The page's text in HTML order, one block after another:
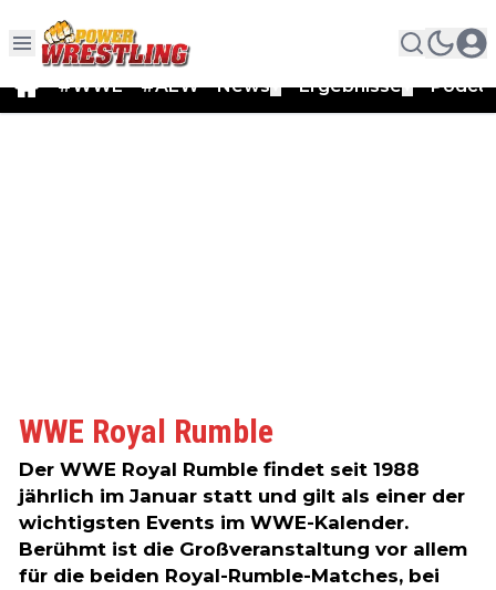
#WWE #AEW News Ergebnisse
WWE Royal Rumble
Der WWE Royal Rumble findet seit 1988
jährlich im Januar statt und gilt als einer der
wichtigsten Events im WWE-Kalender.
Berühmt ist die Großveranstaltung vor allem
für die beiden Royal-Rumble-Matches, bei